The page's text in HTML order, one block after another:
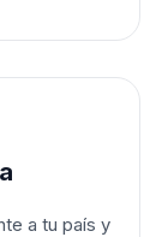
a tu país y